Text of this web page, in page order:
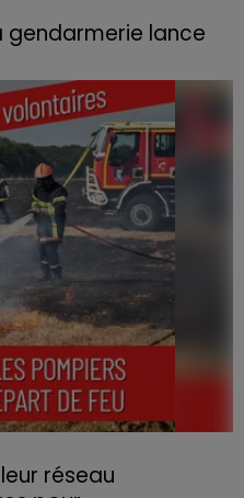
gendarmerie lance
de se propager au
deux habitations et
centaine de personnes.
réseau